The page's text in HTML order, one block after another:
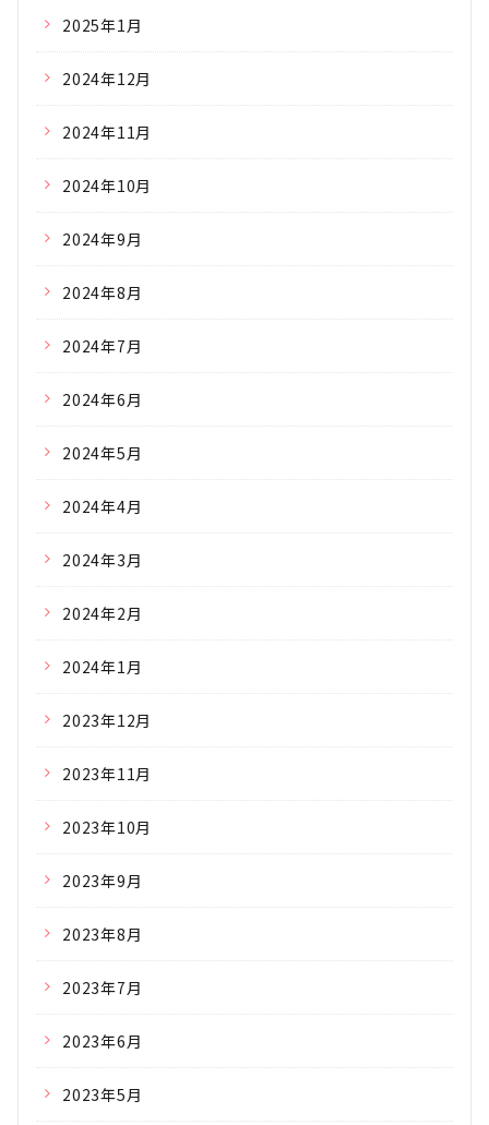
2025年1月
2024年12月
2024年11月
2024年10月
2024年9月
2024年8月
2024年7月
2024年6月
2024年5月
2024年4月
2024年3月
2024年2月
2024年1月
2023年12月
2023年11月
2023年10月
2023年9月
2023年8月
2023年7月
2023年6月
2023年5月